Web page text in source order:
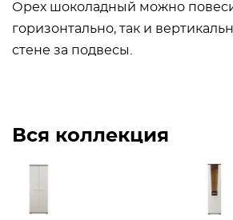
Орех шоколадный можно
горизонтально, так и
стене за подвесы.
Вся коллекция